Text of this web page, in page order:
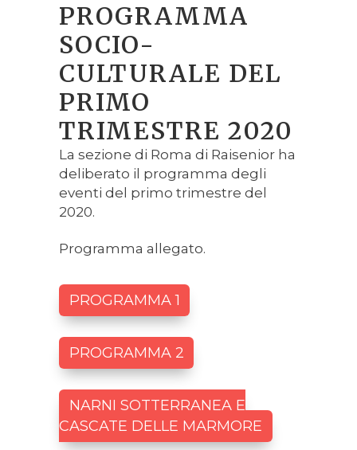
PROGRAMMA
SOCIO-
CULTURALE DEL
PRIMO
TRIMESTRE 2020
La sezione di Roma di Raisenior ha
deliberato il programma degli
eventi del primo trimestre del
2020.
Programma allegato.
PROGRAMMA 1
PROGRAMMA 2
NARNI SOTTERRANEA E
CASCATE DELLE MARMORE